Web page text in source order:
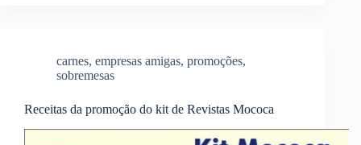
carnes, empresas amigas, promoções,
sobremesas
Receitas da promoção do kit de Revistas Mococa